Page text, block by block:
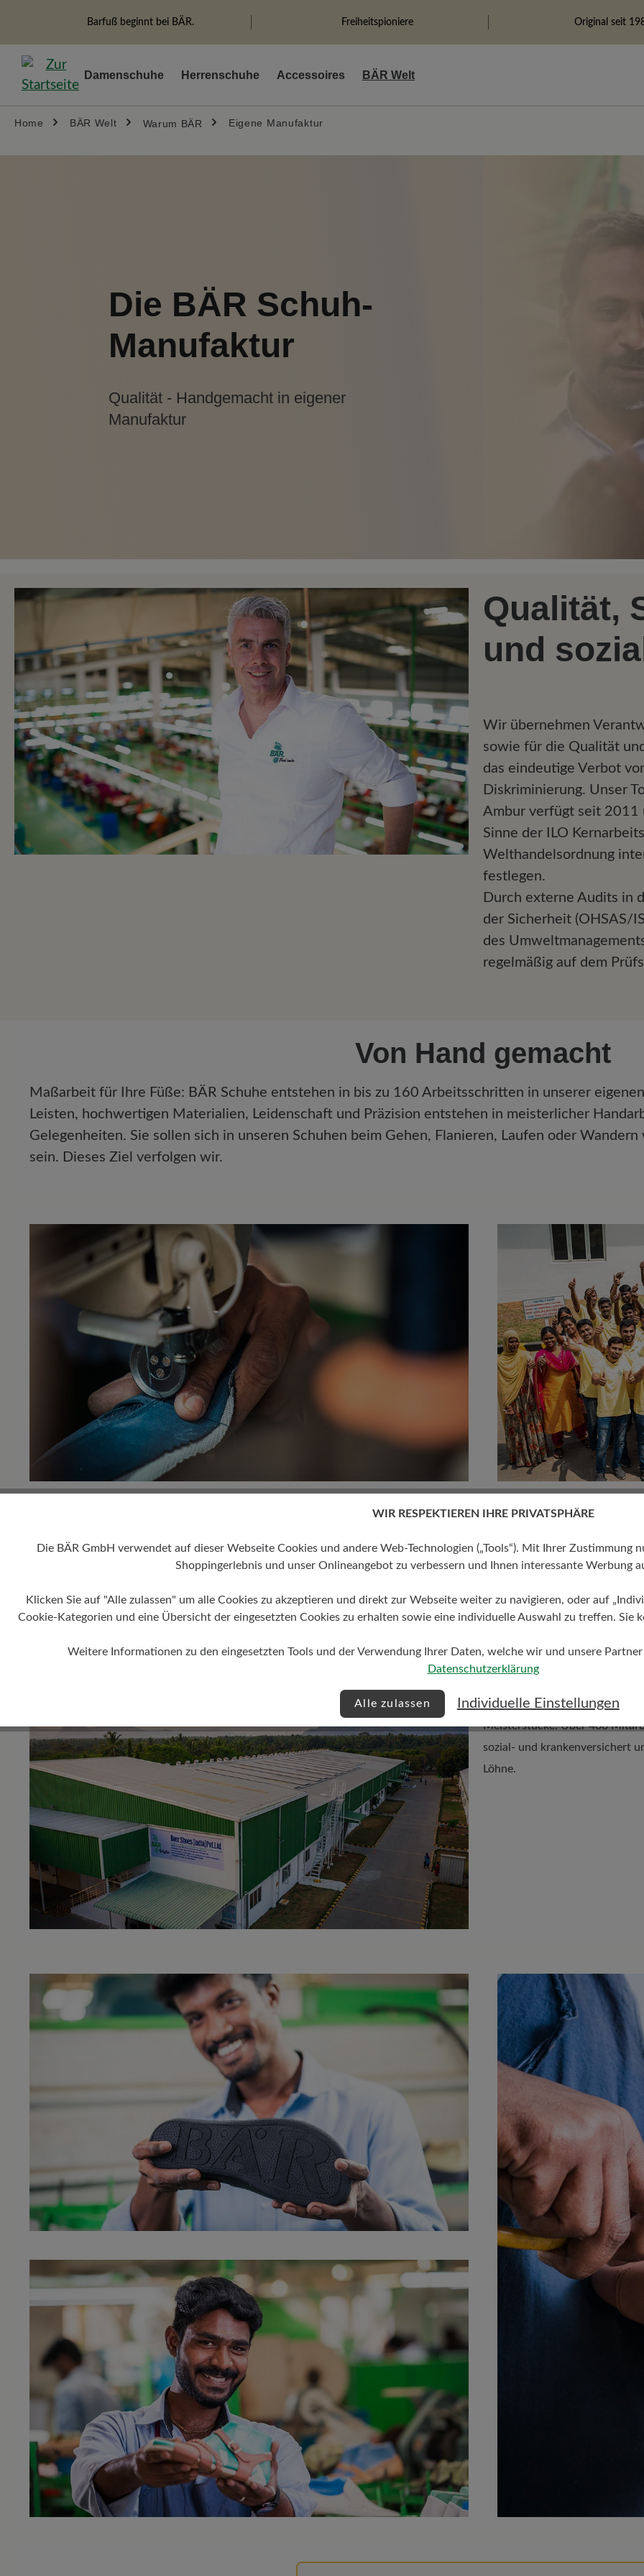
Zur Hauptnavigation springen
Barfuß beginnt bei BÄR. Freiheitspioniere Original seit
Damenschuhe Herrenschuhe Accessoires BÄR Welt
Home BÄR Welt Warum BÄR Eigene Manufaktur
Die BÄR Schuh-
Manufaktur
Qualität - Handgemacht in eigener
Manufaktur
Qualität,
und
Wir übernehmen
sowie für die Qualität
das eindeutige Verbot
Diskriminierung. Unser
Ambur verfügt seit 2011
Sinne der ILO
Welthandelsordnung
festlegen.
Durch externe Audits in
der Sicherheit (OHSAS/
des
regelmäßig auf dem
Von Hand gemacht
Maßarbeit für Ihre Füße: BÄR Schuhe entstehen in bis zu 160 Arbeitsschritten in unserer
Leisten, hochwertigen Materialien, Leidenschaft und Präzision entstehen in meisterlicher
Gelegenheiten. Sie sollen sich in unseren Schuhen beim Gehen, Flanieren, Laufen oder
sein. Dieses Ziel verfolgen wir.
Meisterstücke aus der eigenen
verträglichen und humanökologisch einwandfreien Bedingungen gearbeitet wird.
ausgebildete Mitarbeitende
Meisterstücke. Über 400
sozial- und krankenversichert
Löhne.
WIR RESPEKTIEREN IHRE PRIVATSPHÄRE
Die BÄR GmbH verwendet auf dieser Webseite Cookies und andere Web-Technologien („Tools“). Mit Ihrer
Shoppingerlebnis und unser Onlineangebot zu verbessern und Ihnen interessante Werbung
Klicken Sie auf "Alle zulassen" um alle Cookies zu akzeptieren und direkt zur Webseite weiter zu navigieren, oder auf
Cookie-Kategorien und eine Übersicht der eingesetzten Cookies zu erhalten sowie eine individuelle Auswahl zu treffen.
Weitere Informationen zu den eingesetzten Tools und der Verwendung Ihrer Daten, welche wir und unsere
Datenschutzerklärung
Alle zulassen Individuelle Einstellungen